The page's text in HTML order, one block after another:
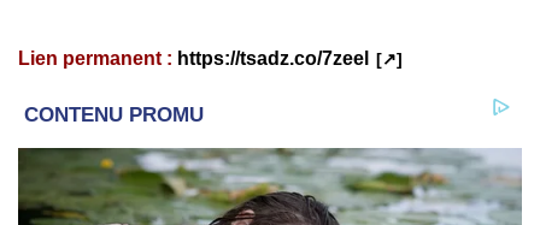
Lien permanent : https://tsadz.co/7zeel